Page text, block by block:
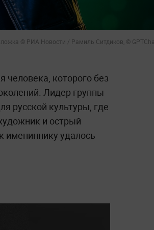
© РИА Новости / Рамиль Ситдиков, ©
человека, которого без
Лидер группы
русской культуры, где
и острый
имениннику удалось